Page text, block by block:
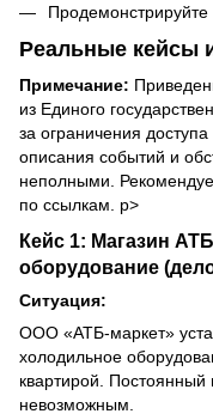
Продемонстрируйте
Реальные кейсы
Примечание:
из Единого
за ограничения
описания событий и
неполными.
по ссылкам. p>
Кейс 1: Магазин
оборудование
Ситуация:
ООО «АТБ-маркет»
холодильное
квартирой.
невозможным.